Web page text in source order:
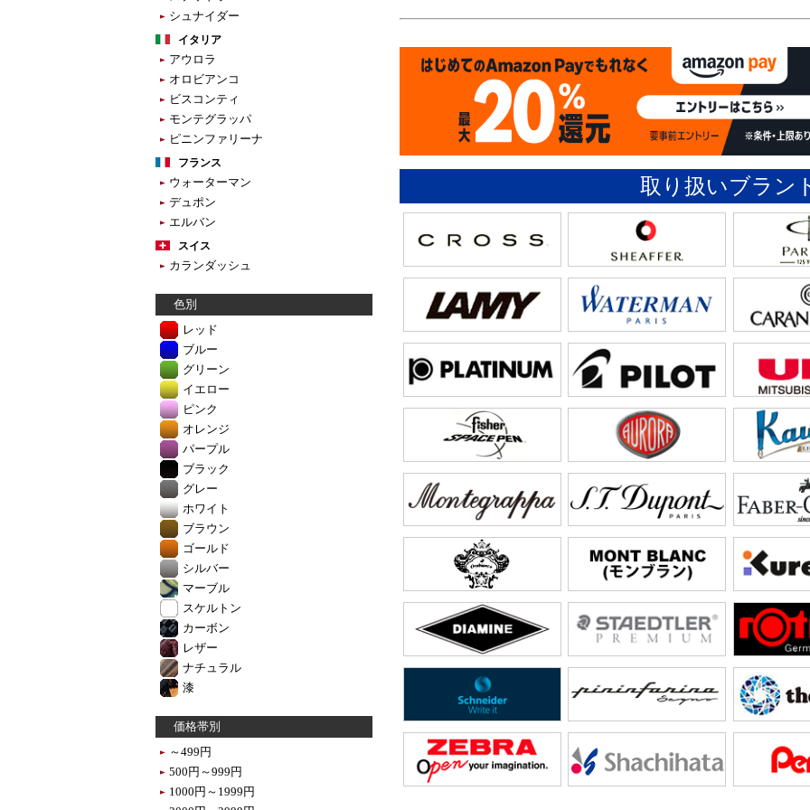
取り扱いブラン
シュナイダー
イタリア
アウロラ
オロビアンコ
ビスコンティ
モンテグラッパ
ピニンファリーナ
フランス
ウォーターマン
デュポン
エルバン
スイス
カランダッシュ
色別
レッド
ブルー
グリーン
イエロー
ピンク
オレンジ
パープル
ブラック
グレー
ホワイト
ブラウン
ゴールド
シルバー
マーブル
スケルトン
カーボン
レザー
ナチュラル
漆
価格帯別
～499円
500円～999円
1000円～1999円